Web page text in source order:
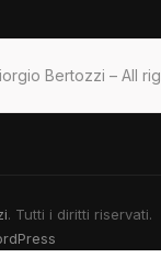
Bertozzi – All
. Tutti i diritti riservati.